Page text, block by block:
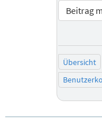
Beitrag
Übersicht